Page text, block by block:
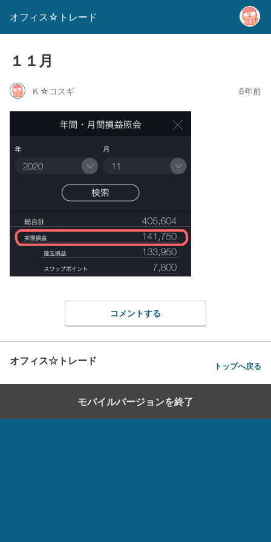
オフィス☆トレード
１１月
Ｋ☆コスギ 6年前
コメントする
オフィス☆トレード トップへ戻る
モバイルバージョンを終了